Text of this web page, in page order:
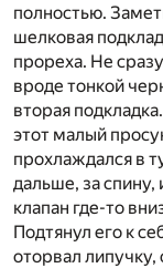
полностью.
шелковая
прореха. Не
вроде тонкой
вторая
этот малый
прохлаждался в
дальше, за спину,
клапан где-то
Подтянул его к
оторвал